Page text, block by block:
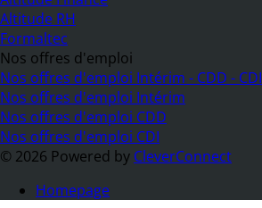
Altitude RH
Formaltec
Nos offres d'emploi
Nos offres d'emploi Intérim - CDD - CDI
Nos offres d'emploi Intérim
Nos offres d'emploi CDD
Nos offres d'emploi CDI
© 2026 Powered by CleverConnect
Homepage